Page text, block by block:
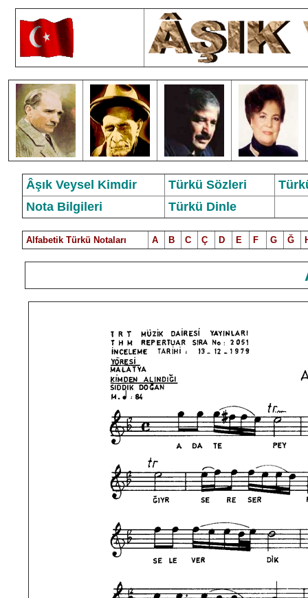
Âşık Veysel Kimdir Türkü Sözleri
Nota Bilgileri
Türkü Dinle
Alfabetik Türkü Notaları A B C Ç D E F G Ğ